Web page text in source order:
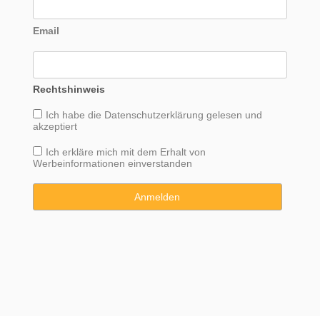
Email
Rechtshinweis
Ich habe die Datenschutzerklärung gelesen und
akzeptiert
Ich erkläre mich mit dem Erhalt von
Werbeinformationen einverstanden